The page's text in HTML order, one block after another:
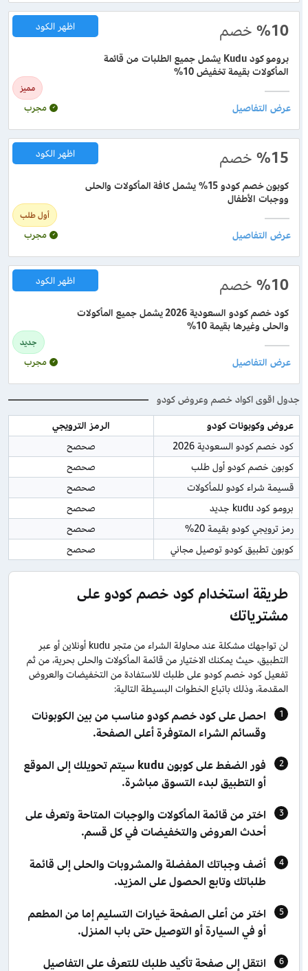
%10 خصم
مميز
برومو كود Kudu يشمل جميع الطلبات من قائمة
المأكولات بقيمة تخفيض 10%
اظهر الكود
مجرب
%15 خصم
أول طلب
كوبون خصم كودو 15% يشمل كافة المأكولات والحلى
ووجبات الأطفال
اظهر الكود
مجرب
%10 خصم
جديد
كود خصم كودو السعودية 2026 يشمل جميع المأكولات
والحلى وغيرها بقيمة 10%
اظهر الكود
مجرب
جدول اقوى اكواد خصم وعروض كودو
عروض وكوبونات كودو
الرمز الترويجي
كود خصم كودو السعودية 2026
صحصح
كوبون خصم كودو أول طلب
صحصح
قسيمة شراء كودو للمأكولات
صحصح
برومو كود kudu جديد
صحصح
رمز ترويجي كودو بقيمة 20%
صحصح
كوبون تطبيق كودو توصيل مجاني
صحصح
طريقة استخدام كود خصم كودو على
مشترياتك
لن تواجهك مشكلة عند محاولة الشراء من متجر kudu أونلاين أو عبر
التطبيق، حيث يمكنك الاختيار من قائمة المأكولات والحلى بحرية، من ثم
تفعيل كود خصم كودو على طلبك للاستفادة من التخفيضات والعروض
المقدمة، وذلك باتباع الخطوات البسيطة التالية:
احصل على كود خصم كودو مناسب من بين الكوبونات
وقسائم الشراء المتوفرة أعلى الصفحة.
فور الضغط على كوبون kudu سيتم تحويلك إلى الموقع
أو التطبيق لبدء التسوق مباشرة.
اختر من قائمة المأكولات والوجبات المتاحة وتعرف على
أحدث العروض والتخفيضات في كل قسم.
أضف وجباتك المفضلة والمشروبات والحلى إلى قائمة
طلباتك وتابع الحصول على المزيد.
اختر من أعلى الصفحة خيارات التسليم إما من المطعم
أو في السيارة أو التوصيل حتى باب المنزل.
انتقل إلى صفحة تأكيد طلبك للتعرف على التفاصيل